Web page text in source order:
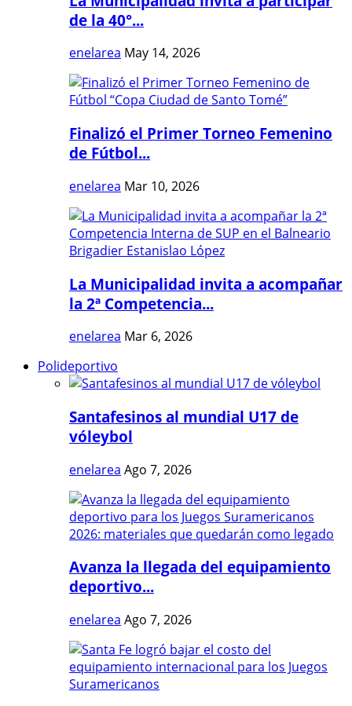
de la 40°...
enelarea May 14, 2026
Finalizó el Primer Torneo Femenino
de Fútbol...
enelarea Mar 10, 2026
La Municipalidad invita a acompañar
la 2ª Competencia...
enelarea Mar 6, 2026
Polideportivo
Santafesinos al mundial U17 de
vóleybol
enelarea Ago 7, 2026
Avanza la llegada del equipamiento
deportivo...
enelarea Ago 7, 2026